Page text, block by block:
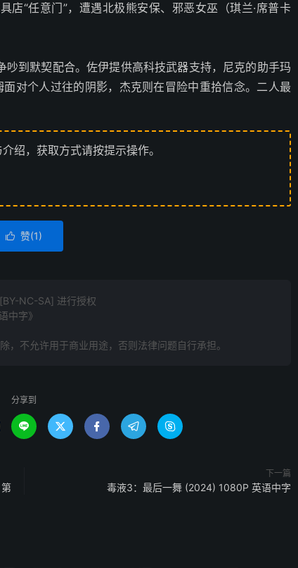
店“任意门”，遭遇北极熊安保、邪恶女巫（琪兰·席普卡
到默契配合。佐伊提供高科技武器支持，尼克的助手玛
对个人过往的阴影，杰克则在冒险中重拾信念。二人最
绍，获取方式请按提示操作。
 赞(1)
NC-SA] 进行授权
中字》
不允许用于商业用途，否则法律问题自行承担。
分享到
    
下一篇
毒液3：最后一舞 (2024) 1080P 英语中字